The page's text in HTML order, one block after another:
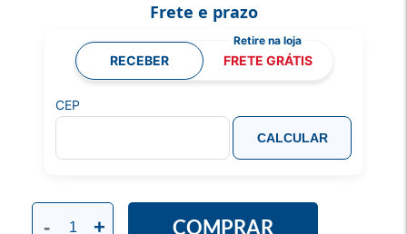
- + COMPRAR
Frete e prazo
RECEBER FRETE GRÁTIS
CEP
CALCULAR